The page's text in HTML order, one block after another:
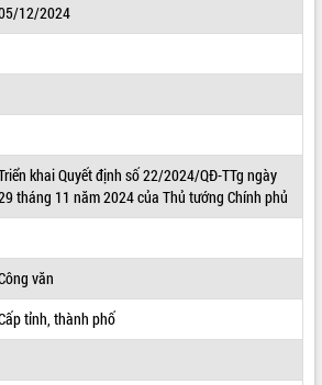
12/2024
khai Quyết định số 22/2024/QĐ-TTg ngày
tháng 11 năm 2024 của Thủ tướng Chính phủ
văn
tỉnh, thành phố